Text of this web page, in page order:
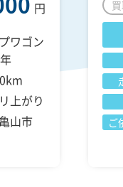
円
ワゴン
上がり
山市 ご